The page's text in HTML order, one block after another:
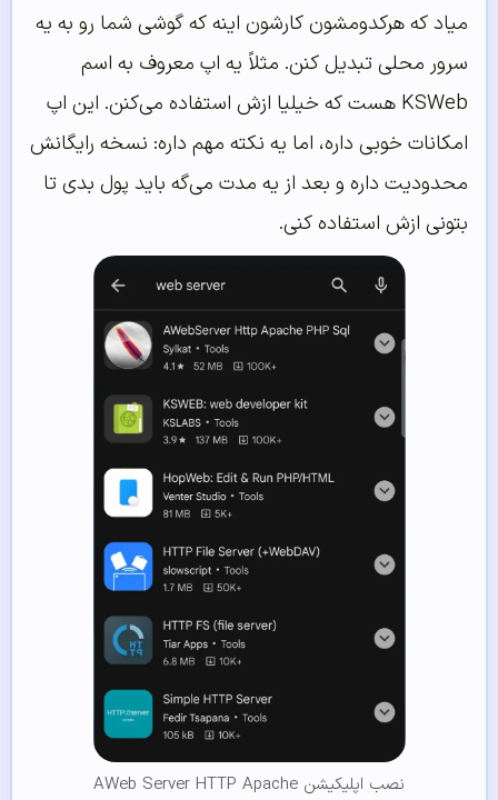
میاد که هرکدومشون کارشون اینه که گوشی شما رو به یه
سرور محلی تبدیل کنن. مثلاً یه اپ معروف به اسم
KSWeb هست که خیلیا ازش استفاده می‌کنن. این اپ
امکانات خوبی داره، اما یه نکته مهم داره: نسخه رایگانش
محدودیت داره و بعد از یه مدت می‌گه باید پول بدی تا
بتونی ازش استفاده کنی.
نصب اپلیکیشن AWeb Server HTTP Apache